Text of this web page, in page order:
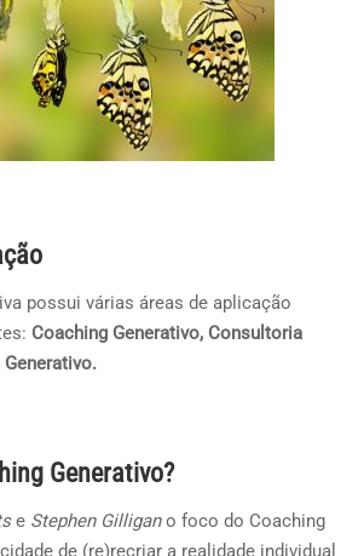
possui várias áreas de aplicação
Coaching Generativo, Consultoria
Generativo.
Generativo?
e Stephen Gilligano foco do Coaching
de (re)recriar a realidade individual